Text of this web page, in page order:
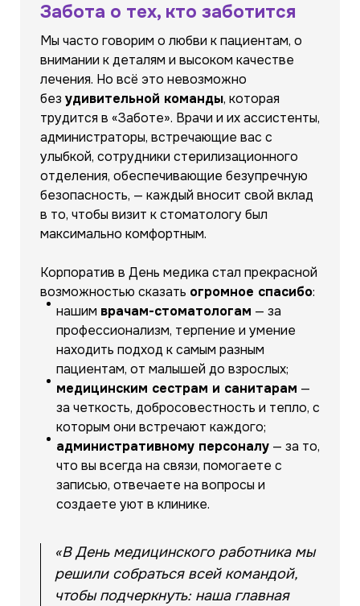
Забота о тех, кто заботится
Мы часто говорим о любви к пациентам, о
внимании к деталям и высоком качестве
лечения. Но всё это невозможно
без удивительной команды, которая
трудится в «Заботе». Врачи и их ассистенты,
администраторы, встречающие вас с
улыбкой, сотрудники стерилизационного
отделения, обеспечивающие безупречную
безопасность, — каждый вносит свой вклад
в то, чтобы визит к стоматологу был
максимально комфортным.
Корпоратив в День медика стал прекрасной
возможностью сказать огромное спасибо:
нашим врачам-стоматологам — за
профессионализм, терпение и умение
находить подход к самым разным
пациентам, от малышей до взрослых;
медицинским сестрам и санитарам —
за четкость, добросовестность и тепло, с
которым они встречают каждого;
административному персоналу — за то,
что вы всегда на связи, помогаете с
записью, отвечаете на вопросы и
создаете уют в клинике.
«В День медицинского работника мы
решили собраться всей командой,
чтобы подчеркнуть: наша главная